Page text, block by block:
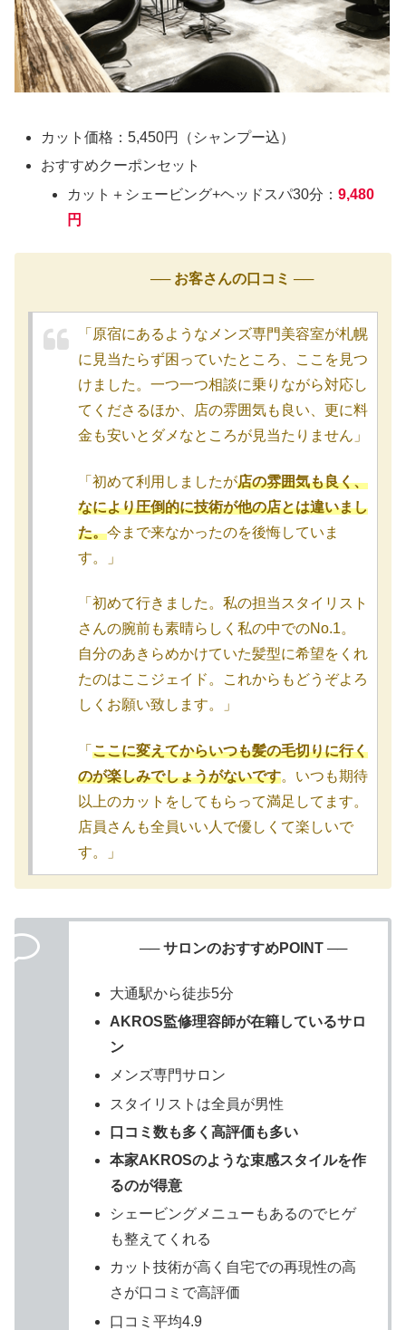
カット価格：5,450円（シャンプー込）
おすすめクーポンセット
カット＋シェービング+ヘッドスパ30分：9,480
円
── お客さんの口コミ ──
「原宿にあるようなメンズ専門美容室が札幌
に見当たらず困っていたところ、ここを見つ
けました。一つ一つ相談に乗りながら対応し
てくださるほか、店の雰囲気も良い、更に料
金も安いとダメなところが見当たりません」
「初めて利用しましたが店の雰囲気も良く、
なにより圧倒的に技術が他の店とは違いまし
た。今まで来なかったのを後悔していま
す。」
「初めて行きました。私の担当スタイリスト
さんの腕前も素晴らしく私の中でのNo.1。
自分のあきらめかけていた髪型に希望をくれ
たのはここジェイド。これからもどうぞよろ
しくお願い致します。」
「 ここに変えてからいつも髪の毛切りに行く
のが楽しみでしょうがないです。いつも期待
以上のカットをしてもらって満足してます。
店員さんも全員いい人で優しくて楽しいで
す。」
── サロンのおすすめPOINT ──
大通駅から徒歩5分
AKROS監修理容師が在籍しているサロ
ン
メンズ専門サロン
スタイリストは全員が男性
口コミ数も多く高評価も多い
本家AKROSのような束感スタイルを作
るのが得意
シェービングメニューもあるのでヒゲ
も整えてくれる
カット技術が高く自宅での再現性の高
さが口コミで高評価
口コミ平均4.9